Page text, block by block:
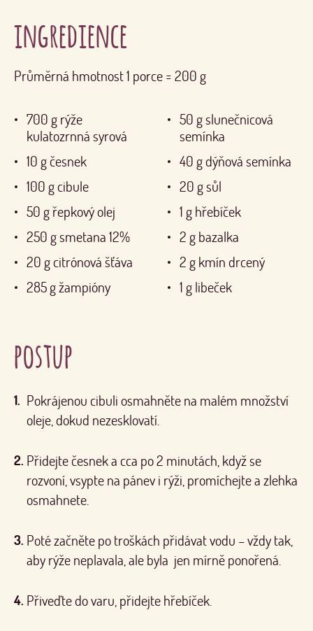
ingredience
Průměrná hmotnost 1 porce = 200 g
700 g rýže
kulatozrnná syrová
10 g česnek
100 g cibule
50 gřepkový olej
250 gsmetana 12%
20 g citrónová šťáva
285 gžampióny
50 gslunečnicová
semínka
40 g dýňová semínka
20 gsůl
1 g hřebíček
2 g bazalka
2 g kmín drcený
1 g libeček
postup
Pokrájenou cibuli osmahněte na malém množství
oleje, dokud nezesklovatí.
Přidejte česnek a cca po 2 minutách, když se
rozvoní, vsypte na pánev i rýži, promíchejte a zlehka
osmahnete.
Poté začněte po troškách přidávat vodu – vždy tak,
aby rýže neplavala, ale byla jen mírně ponořená.
Přiveďte do varu, přidejte hřebíček.